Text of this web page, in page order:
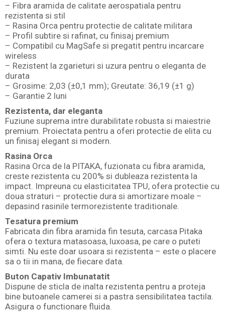
– Fibra aramida de calitate aerospatiala pentru
rezistenta si stil
– Rasina Orca pentru protectie de calitate militara
– Profil subtire si rafinat, cu finisaj premium
– Compatibil cu MagSafe si pregatit pentru incarcare
wireless
– Rezistent la zgarieturi si uzura pentru o eleganta de
durata
– Grosime: 2,03 (±0,1 mm); Greutate: 36,19 (±1 g)
– Garantie 2 luni
Rezistenta, dar eleganta
Fuziune suprema intre durabilitate robusta si maiestrie
premium. Proiectata pentru a oferi protectie de elita cu
un finisaj elegant si modern.
Rasina Orca
Rasina Orca de la PITAKA, fuzionata cu fibra aramida,
creste rezistenta cu 200% si dubleaza rezistenta la
impact. Impreuna cu elasticitatea TPU, ofera protectie cu
doua straturi – protectie dura si amortizare moale –
depasind rasinile termorezistente traditionale.
Tesatura premium
Fabricata din fibra aramida fin tesuta, carcasa Pitaka
ofera o textura matasoasa, luxoasa, pe care o puteti
simti. Nu este doar usoara si rezistenta – este o placere
sa o tii in mana, de fiecare data.
Buton Capativ Imbunatatit
Dispune de sticla de inalta rezistenta pentru a proteja
bine butoanele camerei si a pastra sensibilitatea tactila.
Asigura o functionare fluida.